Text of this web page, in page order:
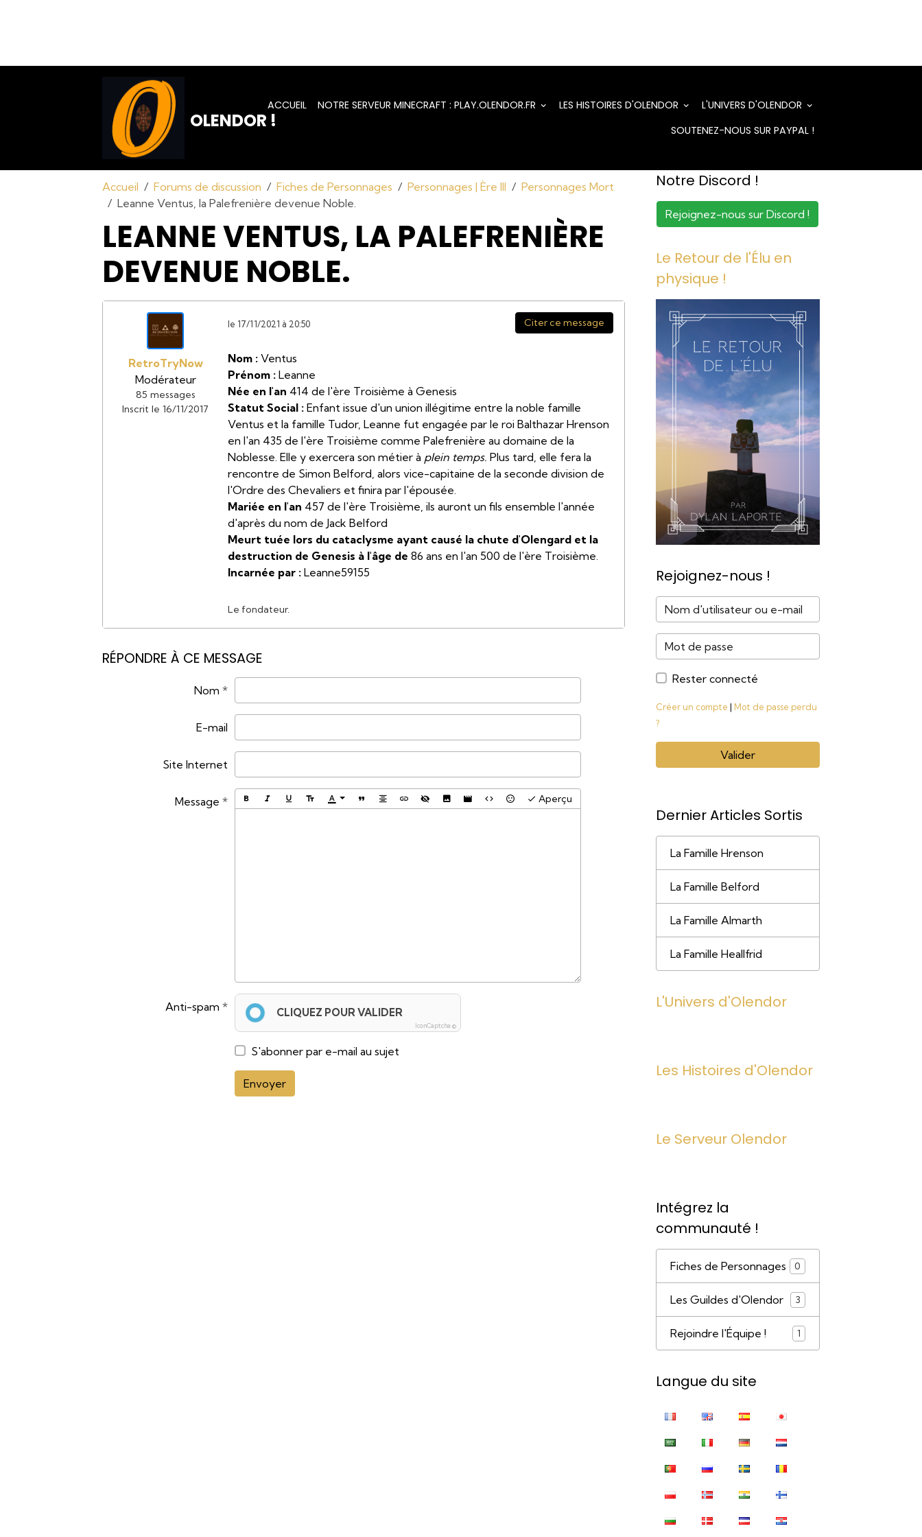
OLENDOR !
ACCUEIL NOTRE SERVEUR MINECRAFT : PLAY.OLENDOR.FR LES HISTOIRES D'OLENDOR
L'UNIVERS D'OLENDOR
SOUTENEZ-NOUS SUR PAYPAL !
Accueil Forums de discussion Fiches de Personnages Personnages | Ère III
Personnages Mort
Leanne Ventus, la Palefrenière devenue Noble.
LEANNE VENTUS, LA PALEFRENIÈRE
DEVENUE NOBLE.
RetroTryNow
Modérateur
85 messages
Inscrit le 16/11/2017
le 17/11/2021 à 20:50 Citer ce message
Nom : Ventus
Prénom : Leanne
Née en l'an 414 de l'ère Troisième à Genesis
Statut Social : Enfant issue d'un union illégitime entre la noble famille
Ventus et la famille Tudor, Leanne fut engagée par le roi Balthazar Hrenson
en l'an 435 de l'ère Troisième comme Palefrenière au domaine de la
Noblesse. Elle y exercera son métier à plein temps. Plus tard, elle fera la
rencontre de Simon Belford, alors vice-capitaine de la seconde division de
l'Ordre des Chevaliers et finira par l'épousée.
Mariée en l'an 457 de l'ère Troisième, ils auront un fils ensemble l'année
d'après du nom de Jack Belford
Meurt tuée lors du cataclysme ayant causé la chute d'Olengard et la
destruction de Genesis à l'âge de 86 ans en l'an 500 de l'ère Troisième.
Incarnée par : Leanne59155
Le fondateur.
RÉPONDRE À CE MESSAGE
Nom
E-mail
Site Internet
Message Aperçu
Anti-spam CLIQUEZ POUR VALIDER
IconCaptcha ©
S'abonner par e-mail au sujet
Envoyer
Notre Discord !
Rejoignez-nous sur Discord !
Le Retour de l'Élu en
physique !
Rejoignez-nous !
Rester connecté
Créer un compte | Mot de passe perdu
?
Valider
Dernier Articles Sortis
La Famille Hrenson
La Famille Belford
La Famille Almarth
La Famille Heallfrid
L'Univers d'Olendor
Les Histoires d'Olendor
Le Serveur Olendor
Intégrez la
communauté !
Fiches de Personnages 0
Les Guildes d'Olendor 3
Rejoindre l'Équipe ! 1
Langue du site